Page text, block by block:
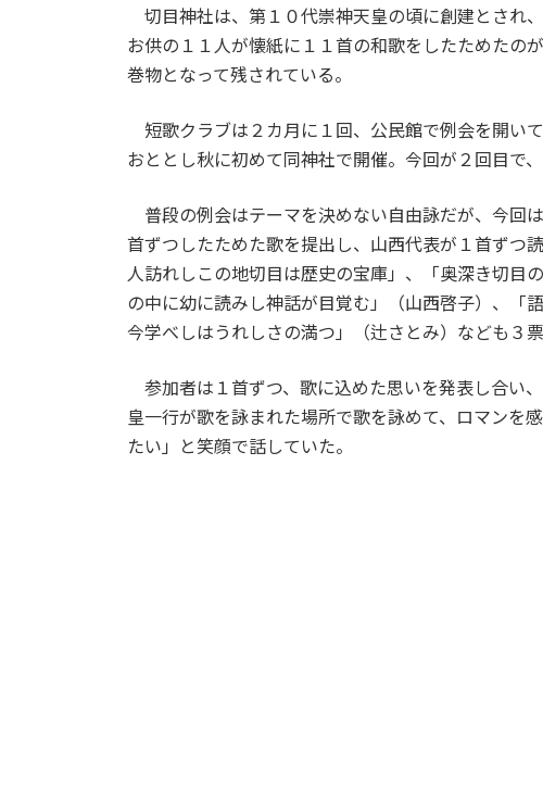
切目神社は、第１０代崇神天皇の頃に創建とされ
お供の１１人が懐紙に１１首の和歌をしたためたの
巻物となって残されている。
短歌クラブは２カ月に１回、公民館で例会を開い
おととし秋に初めて同神社で開催。今回が２回目で
普段の例会はテーマを決めない自由詠だが、今回
首ずつしたためた歌を提出し、山西代表が１首ずつ
人訪れしこの地切目は歴史の宝庫」、「奥深き切目
の中に幼に読みし神話が目覚む」（山西啓子）、「
今学べしはうれしさの満つ」（辻さとみ）なども３
参加者は１首ずつ、歌に込めた思いを発表し合い
皇一行が歌を詠まれた場所で歌を詠めて、ロマンを
たい」と笑顔で話していた。